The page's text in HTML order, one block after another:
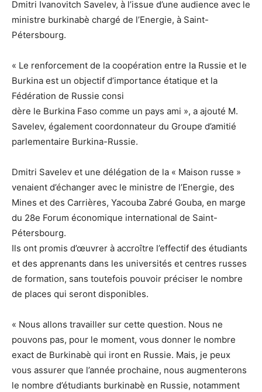
Dmitri Ivanovitch Savelev, à l’issue d’une audience avec le
ministre burkinabè chargé de l’Energie, à Saint-
Pétersbourg.
« Le renforcement de la coopération entre la Russie et le
Burkina est un objectif d’importance étatique et la
Fédération de Russie consi
dère le Burkina Faso comme un pays ami », a ajouté M.
Savelev, également coordonnateur du Groupe d’amitié
parlementaire Burkina-Russie.
Dmitri Savelev et une délégation de la « Maison russe »
venaient d’échanger avec le ministre de l’Energie, des
Mines et des Carrières, Yacouba Zabré Gouba, en marge
du 28e Forum économique international de Saint-
Pétersbourg.
Ils ont promis d’œuvrer à accroître l’effectif des étudiants
et des apprenants dans les universités et centres russes
de formation, sans toutefois pouvoir préciser le nombre
de places qui seront disponibles.
« Nous allons travailler sur cette question. Nous ne
pouvons pas, pour le moment, vous donner le nombre
exact de Burkinabè qui iront en Russie. Mais, je peux
vous assurer que l’année prochaine, nous augmenterons
le nombre d’étudiants burkinabè en Russie, notamment